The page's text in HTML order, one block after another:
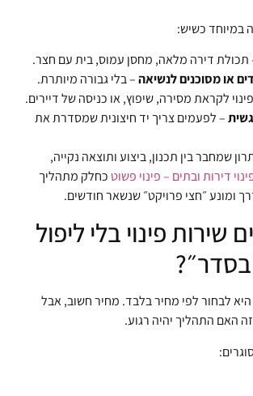
במיוחד כשיש:
תכולת דירה מלאה, מחסן עמוס, בית עם חצר.
או מסוכנים לנשיאה– בלי גבורה מיותרת.
לקראת מסירה, שיפוץ, או כניסה של דיירים.
– לפעמים צריך יד חיצונית שמסדרת את
שמחבר בין תכנון, ביצוע ותוצאה נקייה,
דירות ובתים – פינוי פשוטכחלק מתהליך
ומונע ״חצי פרויקט״ שנשאר חודשים.
שירות פינוי בלי ליפול
בסדר״?
לבחור לפי מחיר בלבד. מחיר חשוב, אבל
האם התהליך יהיה רגוע.